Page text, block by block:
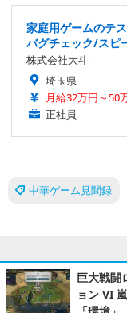
家庭用ゲームのテ
バグチェック/スピ
株式会社大斗
埼玉県
月給32万円～50
正社員
中華ゲーム見聞録
巨大戦闘
ョン VI